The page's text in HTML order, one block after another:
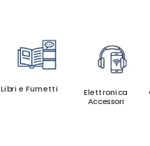
Libri e Fumetti
Elettronica
Accessori